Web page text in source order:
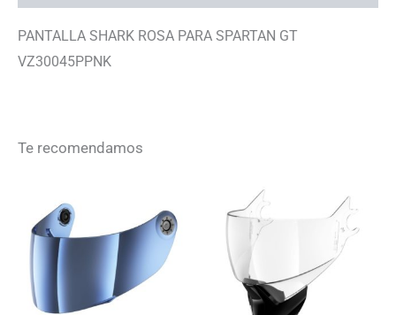
PANTALLA SHARK ROSA PARA SPARTAN GT
VZ30045PPNK
Te recomendamos